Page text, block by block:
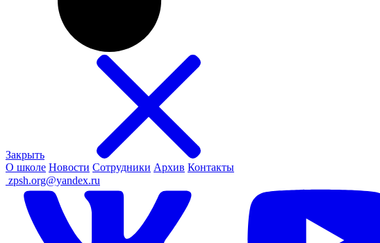
Закрыть
О школе Новости Сотрудники Архив Контакты
zpsh.org@yandex.ru